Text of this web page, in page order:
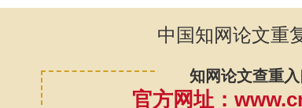
中国知网论文重
知网论文查重
官方网址：